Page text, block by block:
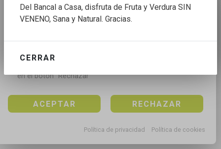
Utilizamos cookies propias y de terceros para mejorar
nuestros servicios, para analizar el tráfico, para
análisis de la navegación.
Puedes aceptar todas las cookies pulsando en el
en el botón “Rechazar”
ACEPTAR RECHAZAR
Política de privacidad Política de cookies
Del Bancal a Casa, disfruta de Fruta y Verdura SIN
VENENO, Sana y Natural. Gracias.
CERRAR